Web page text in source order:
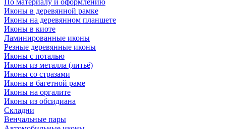
По материалу и оформлению
Иконы в деревянной рамке
Иконы на деревянном планшете
Иконы в киоте
Ламинированные иконы
Резные деревянные иконы
Иконы с поталью
Иконы из металла (литьё)
Иконы со стразами
Иконы в багетной раме
Иконы на оргалите
Иконы из обсидиана
Складни
Венчальные пары